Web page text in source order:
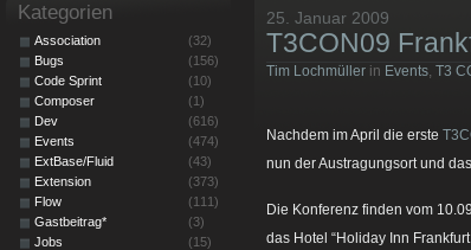
25. Januar 2009
T3CON09
Tim Lochmüller in Events, T3
Nachdem im April die erste
nun der Austragungsort und
Die Konferenz finden vom
das Hotel “Holiday Inn
Kategorien
Association
(32)
Bugs
(156)
Code Sprint
(10)
Composer
(1)
Dev
(616)
Events
(474)
ExtBase/Fluid
(43)
Extension
(373)
Flow
(111)
Gastbeitrag*
(3)
Jobs
(15)